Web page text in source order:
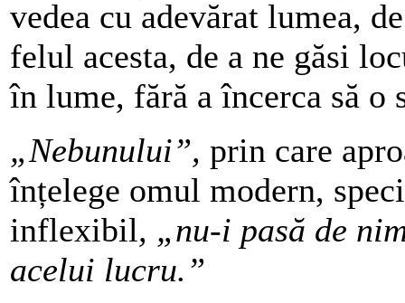
vedea cu adevărat lumea,
felul acesta, de a ne găsi
în lume, fără a încerca să o
„Nebunului”, prin care
înțelege omul modern,
inflexibil, „nu-i pasă de
acelui lucru.”